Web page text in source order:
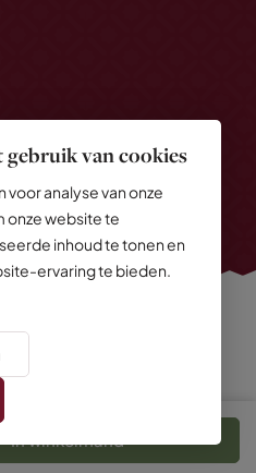
gebruik van cookies
voor analyse van onze
onze website te
inhoud te tonen en
ervaring te bieden.
In winkelmand